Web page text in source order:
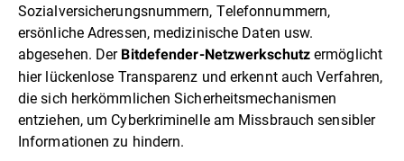
Sozialversicherungsnummern, Telefonnummern,
ersönliche Adressen, medizinische Daten usw.
abgesehen. Der Bitdefender-Netzwerkschutzermöglicht
hier lückenlose Transparenz und erkennt auch Verfahren,
die sich herkömmlichen Sicherheitsmechanismen
entziehen, um Cyberkriminelle am Missbrauch sensibler
Informationen zu hindern.